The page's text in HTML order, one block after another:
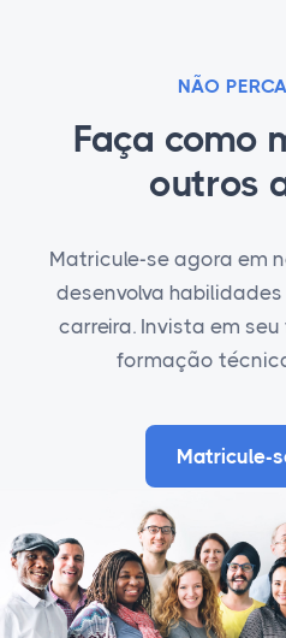
NÃO
Faça como
outros
Matricule-se agora em
desenvolva
carreira. Invista em
formação
Matricule-